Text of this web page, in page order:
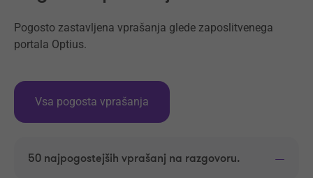
Pogosto zastavljena vprašanja glede zaposlitvenega
portala Optius.
Vsa pogosta vprašanja
50 najpogostejših vprašanj na razgovoru.